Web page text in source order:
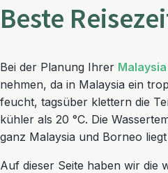
Beste
Bei der Planung Ihrer
nehmen, da in Malaysia ein
feucht, tagsüber klettern die
kühler als 20 °C. Die
ganz Malaysia und Borneo
Auf dieser Seite haben wir die